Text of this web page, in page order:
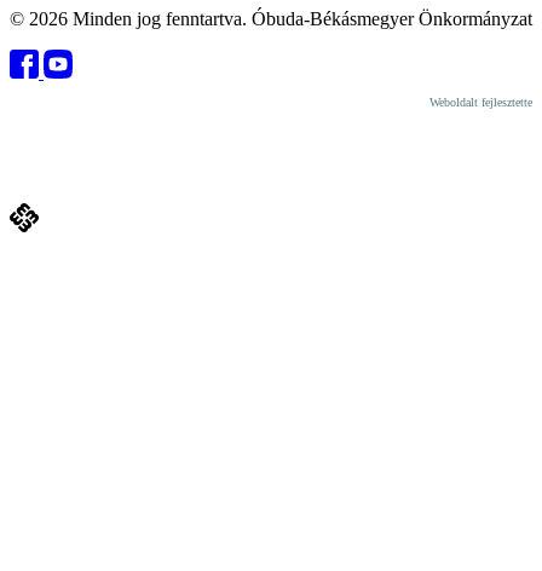
© 2026 Minden jog fenntartva. Óbuda-Békásmegyer Önkormányzat
Weboldalt fejlesztette